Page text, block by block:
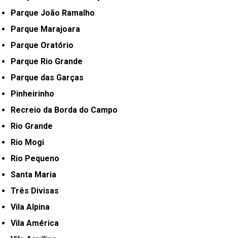
Parque João Ramalho
Parque Marajoara
Parque Oratório
Parque Rio Grande
Parque das Garças
Pinheirinho
Recreio da Borda do Campo
Rio Grande
Rio Mogi
Rio Pequeno
Santa Maria
Três Divisas
Vila Alpina
Vila América